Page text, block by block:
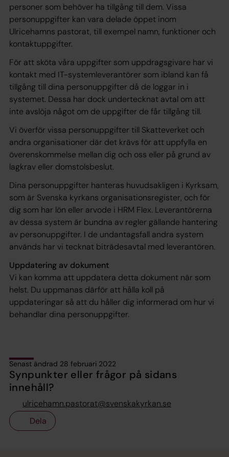
personer som behöver ha tillgång till dem. Vissa
personuppgifter kan vara delade öppet inom
Ulricehamns pastorat, till exempel namn, funktioner och
kontaktuppgifter.
För att sköta våra uppgifter som uppdragsgivare har vi
kontakt med IT-systemleverantörer som ibland kan få
tillgång till dina personuppgifter då de loggar in i
systemet. Dessa har dock undertecknat avtal om att
inte avslöja något om de uppgifter de får tillgång till.
Vi överför vissa personuppgifter till Skatteverket och
andra organisationer där det krävs för att uppfylla en
överenskommelse mellan dig och oss eller på grund av
lagkrav eller domstolsbeslut.
Dina personuppgifter hanteras huvudsakligen i Kyrksam,
som är Svenska kyrkans organisationsregister, och för
dig som har lön eller arvode i HRM Flex. Leverantörerna
av dessa system är bundna av regler gällande hantering
av personuppgifter. I de undantagsfall andra system
används har vi tecknat biträdesavtal med leverantören.
Uppdatering av dokument
Vi kan komma att uppdatera detta dokument när som
helst. Du uppmanas därför att hålla koll på
uppdateringar så att du håller dig informerad om hur vi
behandlar dina personuppgifter.
Senast ändrad 28 februari 2022
Synpunkter eller frågor på sidans
innehåll?
ulricehamn.pastorat@svenskakyrkan.se
Dela